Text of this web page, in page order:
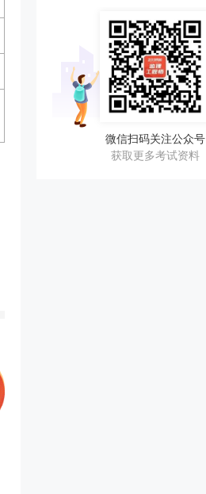
微信扫码关注公众号
获取更多考试资料